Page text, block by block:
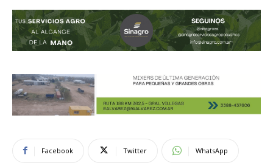
Facebook Twitter WhatsApp